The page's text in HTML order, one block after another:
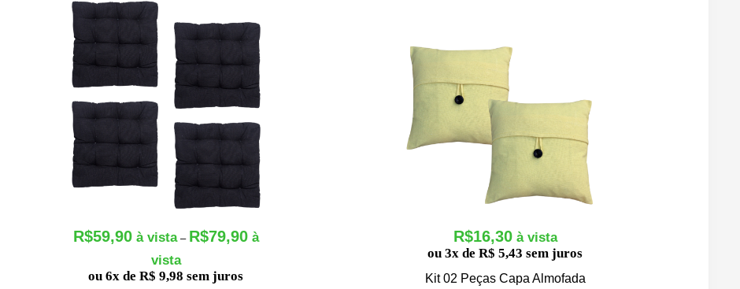
R$59,90 – R$79,90
a
i
ou 6x de R$ 9,98 sem juros
R$16,30
ou 3x de R$ 5,43 sem juros
Kit 02 Peças Capa Almofada